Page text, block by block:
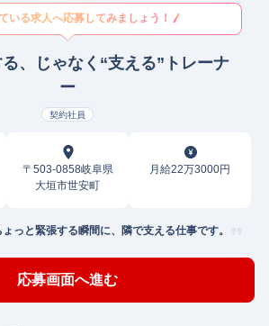
いる求人へ応募してみましょう！
、じゃなく“支える”トレーナ
ー
契約社員
〒503-0858岐阜県
大垣市世安町
月給22万3000円
ょっと緊張する瞬間に、隣で支える仕事です。
応募画面へ進む